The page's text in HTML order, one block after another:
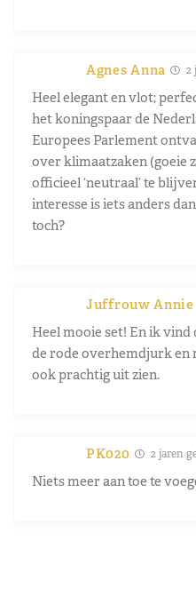
Agnes Anna 2
Heel elegant en vlot;
het koningspaar de
Europees Parlement
over klimaatzaken (goeie
officieel ‘neutraal’ te
interesse is iets anders
toch?
Juffrouw Annie
Heel mooie set! En ik
de rode overhemdjurk en
ook prachtig uit zien.
PK020 2 jaren
Niets meer aan toe te